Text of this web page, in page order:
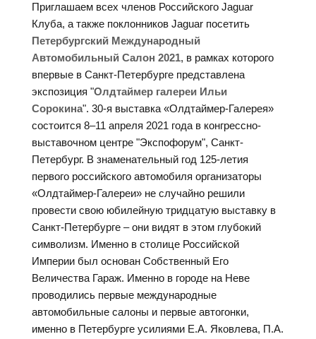
Приглашаем всех членов Российского Jaguar
Клуба, а также поклонников Jaguar посетить
Петербургский Международный
Автомобильный Салон 2021, в рамках которого
впервые в Санкт-Петербурге представлена
экспозиция "Олдтаймер галереи Ильи
Сорокина". 30-я выставка «Олдтаймер-Галерея»
состоится 8–11 апреля 2021 года в конгрессно-
выставочном центре "Экспофорум", Санкт-
Петербург. В знаменательный год 125-летия
первого российского автомобиля организаторы
«Олдтаймер-Галереи» не случайно решили
провести свою юбилейную тридцатую выставку в
Санкт-Петербурге – они видят в этом глубокий
символизм. Именно в столице Российской
Империи был основан Собственный Его
Величества Гараж. Именно в городе на Неве
проводились первые международные
автомобильные салоны и первые автогонки,
именно в Петербурге усилиями Е.А. Яковлева, П.А.